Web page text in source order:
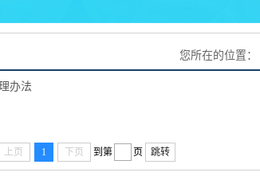
您所在的位置：
办法
上页 1 下页 到第 页 跳转